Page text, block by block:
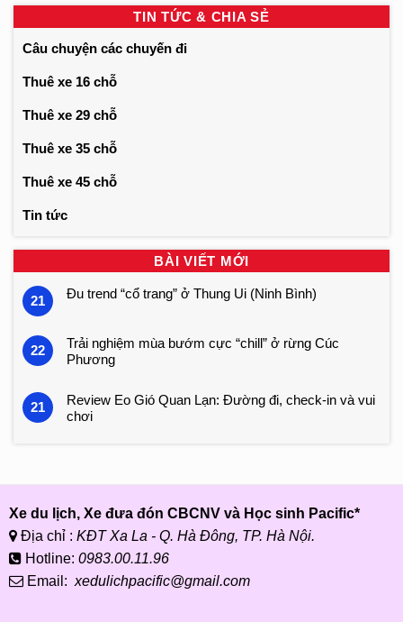
TIN TỨC & CHIA SẺ
Câu chuyện các chuyến đi
Thuê xe 16 chỗ
Thuê xe 29 chỗ
Thuê xe 35 chỗ
Thuê xe 45 chỗ
Tin tức
BÀI VIẾT MỚI
21 Đu trend “cổ trang” ở Thung Ui (Ninh Bình)
22
Trải nghiệm mùa bướm cực “chill” ở rừng Cúc
Phương
21
Review Eo Gió Quan Lạn: Đường đi, check-in và vui
chơi
Xe du lịch, Xe đưa đón CBCNV và Học sinh Pacific*
Địa chỉ : KĐT Xa La - Q. Hà Đông, TP. Hà Nội.
Hotline: 0983.00.11.96
Email: xedulichpacific@gmail.com